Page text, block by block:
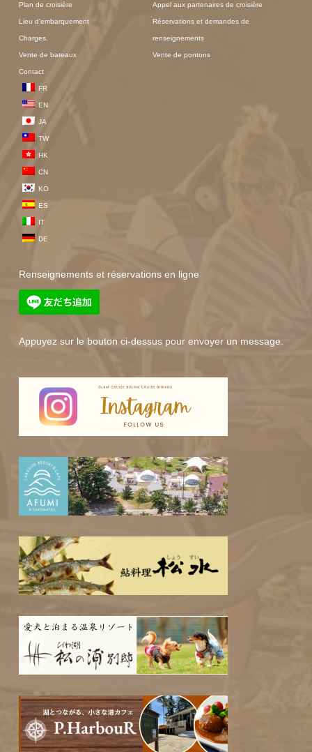
Plan de croisière
Lieu d'embarquement
Charges.
Vente de bateaux
Contact
FR
EN
JA
TW
HK
CN
KO
ES
IT
DE
Appel aux partenaires de croisière
Réservations et demandes de
renseignements
Vente de pontons
Renseignements et réservations en ligne
Appuyez sur le bouton ci-dessus pour envoyer un message.